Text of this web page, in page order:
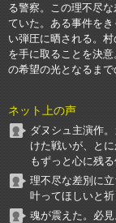
る警察。この理不尽
ていた。ある事件を
い弾圧に晒される。
を手に取ることを決
の希望の光となるまで
ネット上の声
ダヌシュ主演作
けた戦いが、と
もずっと心に残る
理不尽な差別に
叶ってほしいと祈
魂が震えた。必見